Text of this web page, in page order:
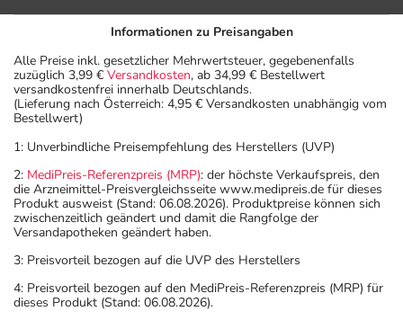
Informationen zu Preisangaben
Alle Preise inkl. gesetzlicher Mehrwertsteuer, gegebenenfalls
zuzüglich 3,99 € Versandkosten, ab 34,99 € Bestellwert
versandkostenfrei innerhalb Deutschlands.
(Lieferung nach Österreich: 4,95 € Versandkosten unabhängig vom
Bestellwert)
1: Unverbindliche Preisempfehlung des Herstellers (UVP)
2: MediPreis-Referenzpreis (MRP): der höchste Verkaufspreis, den
die Arzneimittel-Preisvergleichsseite www.medipreis.de für dieses
Produkt ausweist (Stand: 06.08.2026). Produktpreise können sich
zwischenzeitlich geändert und damit die Rangfolge der
Versandapotheken geändert haben.
3: Preisvorteil bezogen auf die UVP des Herstellers
4: Preisvorteil bezogen auf den MediPreis-Referenzpreis (MRP) für
dieses Produkt (Stand: 06.08.2026).